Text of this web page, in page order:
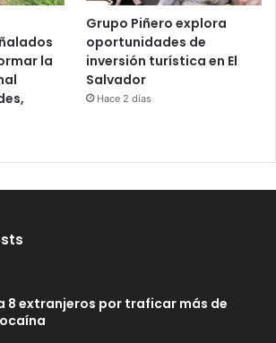
la
Grupo Piñero explora
oportunidades de
inversión turística en El
Salvador
Hace 2 días
8 extranjeros por traficar más de